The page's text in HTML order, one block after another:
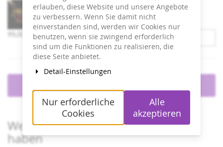
Unkategorisierte
Produkte
Musical Ticket
Varianten zeigen
Wenn Sie bereits ein Ticket bestellt
haben
erlauben, diese Website und unsere Angebote
zu verbessern. Wenn Sie damit nicht
einverstanden sind, werden wir Cookies nur
benutzen, wenn sie zwingend erforderlich
sind um die Funktionen zu realisieren, die
diese Seite anbietet.
Detail-Einstellungen
Nur erforderliche
Cookies
Alle
akzeptieren